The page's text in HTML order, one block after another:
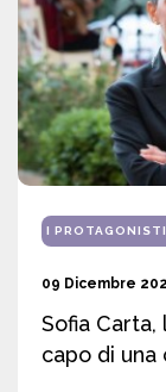
I
09 Dicembre
Sofia
capo di una